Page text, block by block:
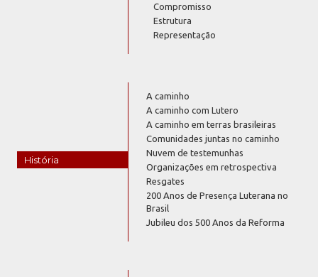
Compromisso
Estrutura
Representação
História
A caminho
A caminho com Lutero
A caminho em terras brasileiras
Comunidades juntas no caminho
Nuvem de testemunhas
Organizações em retrospectiva
Resgates
200 Anos de Presença Luterana no
Brasil
Jubileu dos 500 Anos da Reforma